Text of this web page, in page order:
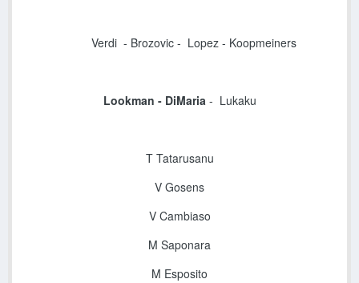
Verdi - Brozovic - Lopez - Koopmeiners
Lookman - DiMaria- Lukaku
T Tatarusanu
V Gosens
V Cambiaso
M Saponara
M Esposito